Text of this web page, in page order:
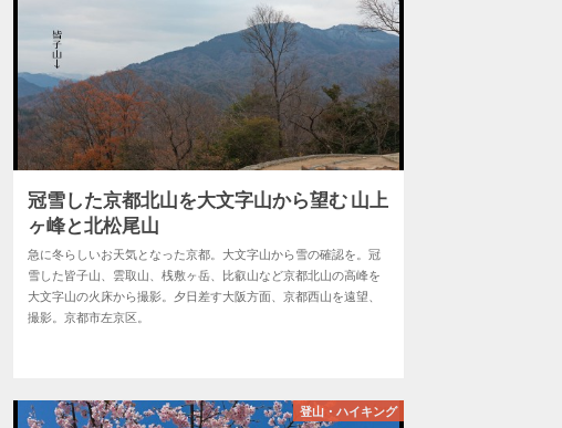
冠雪した京都北山を大文字山から望む 山上
ヶ峰と北松尾山
急に冬らしいお天気となった京都。大文字山から雪の確認を。冠
雪した皆子山、雲取山、桟敷ヶ岳、比叡山など京都北山の高峰を
大文字山の火床から撮影。夕日差す大阪方面、京都西山を遠望、
撮影。京都市左京区。
登山・ハイキング